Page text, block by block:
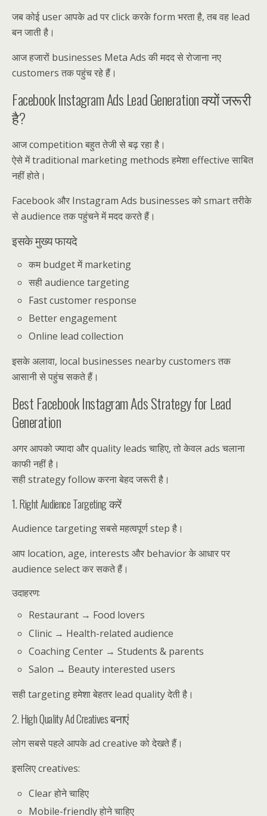
जब कोई user आपके ad पर click करके form भरता है, तब वह lead
बन जाती है।
आज हजारों businesses Meta Ads की मदद से रोजाना नए
customers तक पहुंच रहे हैं।
Facebook Instagram Ads Lead Generation क्यों जरूरी
है?
आज competition बहुत तेजी से बढ़ रहा है।
ऐसे में traditional marketing methods हमेशा effective साबित
नहीं होते।
Facebook और Instagram Ads businesses को smart तरीके
से audience तक पहुंचने में मदद करते हैं।
इसके मुख्य फायदे
कम budget में marketing
सही audience targeting
Fast customer response
Better engagement
Online lead collection
इसके अलावा, local businesses nearby customers तक
आसानी से पहुंच सकते हैं।
Best Facebook Instagram Ads Strategy for Lead
Generation
अगर आपको ज्यादा और quality leads चाहिए, तो केवल ads चलाना
काफी नहीं है।
सही strategy follow करना बेहद जरूरी है।
1. Right Audience Targeting करें
Audience targeting सबसे महत्वपूर्ण step है।
आप location, age, interests और behavior के आधार पर
audience select कर सकते हैं।
उदाहरण:
Restaurant → Food lovers
Clinic → Health-related audience
Coaching Center → Students & parents
Salon → Beauty interested users
सही targeting हमेशा बेहतर lead quality देती है।
2. High Quality Ad Creatives बनाएं
लोग सबसे पहले आपके ad creative को देखते हैं।
इसलिए creatives:
Clear होने चाहिए
Mobile-friendly होने चाहिए